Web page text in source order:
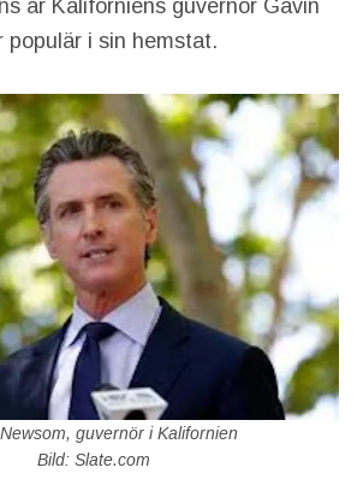
är Kaliforniens guvernör Gavin
populär i sin hemstat.
guvernör i Kalifornien
Bild: Slate.com